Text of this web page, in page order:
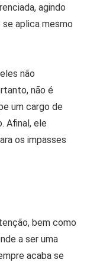
agindo
se aplica mesmo
não
não é
um cargo de
Afinal, ele
os impasses
bem como
a ser uma
acaba se